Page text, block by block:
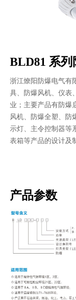
BLD81 系
浙江燎阳防爆电气有
具、防爆风机、仪表
业；主要产品有防爆
风机、防爆全塑、防
示灯、主令控制器等
表箱等产品的设计及
产品参数